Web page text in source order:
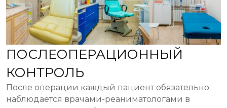
ПОСЛЕОПЕРАЦИОННЫЙ
КОНТРОЛЬ
После операции каждый пациент обязательно
наблюдается врачами-реаниматологами в